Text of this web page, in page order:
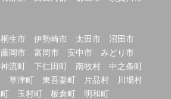
桐生市 伊勢崎市 太田市
沼田市
藤岡市 富岡市 安中市
みどり市
神流町 下仁田町 南牧村
中之条町
草津町 東吾妻町 片品村
川場村
玉村町 板倉町
明和町